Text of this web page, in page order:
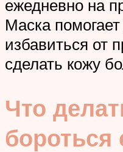
ежедневно на
Маска
избавиться от
сделать кожу
Что
бороться